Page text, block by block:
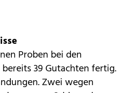
Proben bei den
39 Gutachten fertig.
Zwei wegen